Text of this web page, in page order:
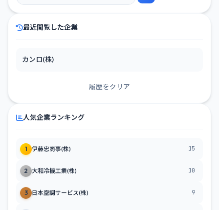
最近閲覧した企業
カンロ(株)
履歴をクリア
人気企業ランキング
1 伊藤忠商事(株) 15
2 大和冷機工業(株) 10
3 日本空調サービス(株) 9